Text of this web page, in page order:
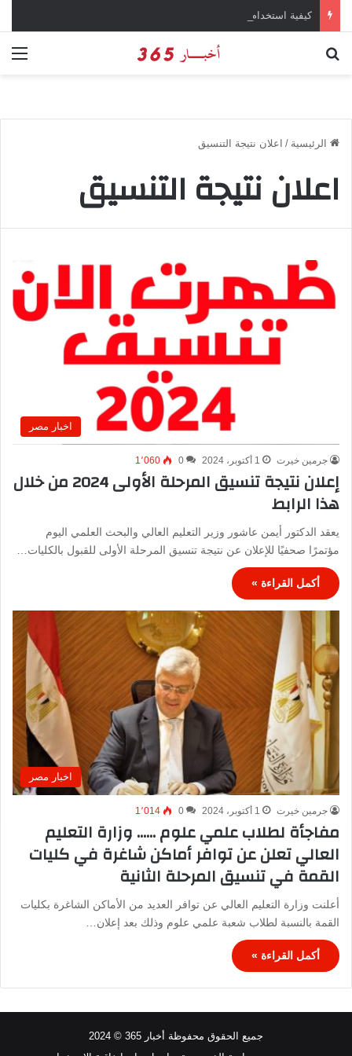
الرئيسية / اعلان نتيجة التنسيق
اعلان نتيجة التنسيق
اخبار مصر
جرمين خيرت 1 أكتوبر، 2024 0 1٬060
إعلان نتيجة تنسيق المرحلة الأولى 2024 من خلال
هذا الرابط
يعقد الدكتور أيمن عاشور وزير التعليم العالي والبحث العلمي اليوم
مؤتمرًا صحفيًا للإعلان عن نتيجة تنسيق المرحلة الأولى للقبول بالكليات…
أكمل القراءة »
اخبار مصر
جرمين خيرت 1 أكتوبر، 2024 0 1٬014
مفاجأة لطلاب علمي علوم …… وزارة التعليم
العالي تعلن عن توافر أماكن شاغرة في كليات
القمة في تنسيق المرحلة الثانية
أعلنت وزارة التعليم العالي عن توافر العديد من الأماكن الشاغرة بكليات
القمة بالنسبة لطلاب شعبة علمي علوم وذلك بعد إعلان…
أكمل القراءة »
جميع الحقوق محفوظة أخبار 365 © 2024